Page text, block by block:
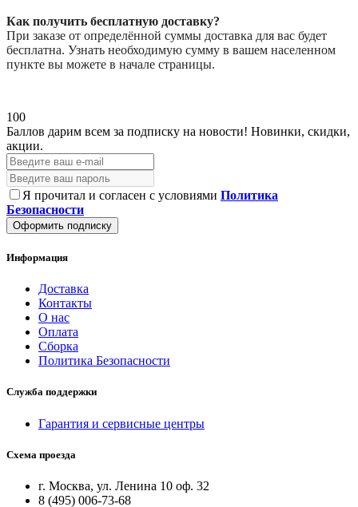
Как получить бесплатную доставку?
При заказе от определённой суммы доставка для вас будет
бесплатна. Узнать необходимую сумму в вашем населенном
пункте вы можете в начале страницы.
100
Баллов дарим всем за подписку на новости! Новинки, скидки,
акции.
Я прочитал и согласен с условиями Политика
Безопасности
Оформить подписку
Информация
Доставка
Контакты
О нас
Оплата
Сборка
Политика Безопасности
Служба поддержки
Гарантия и сервисные центры
Схема проезда
г. Москва, ул. Ленина 10 оф. 32
8 (495) 006-73-68